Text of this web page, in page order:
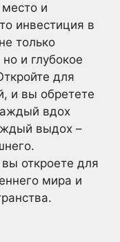
место и
инвестиция в
только
и глубокое
для
и вы обретете
вдох
выдох –
откроете для
мира и